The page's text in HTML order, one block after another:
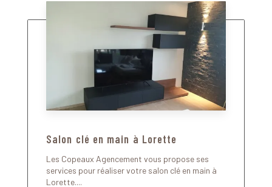
Salon clé en main à Lorette
Les Copeaux Agencement vous propose ses
services pour réaliser votre salon clé en main à
Lorette....